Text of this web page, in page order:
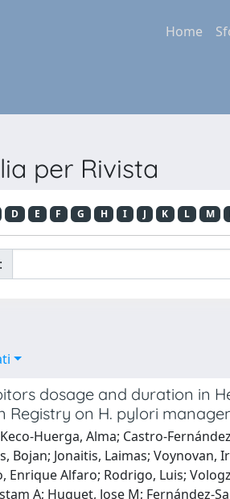
Home
per Rivista
D E F G H I J K L M
dosage and duration in
Registry on H. pylori
Huerga, Alma; Castro-
Bojan; Jonaitis, Laimas;
Enrique Alfaro; Rodrigo, Luis;
A; Huguet, Jose M; Fernández-